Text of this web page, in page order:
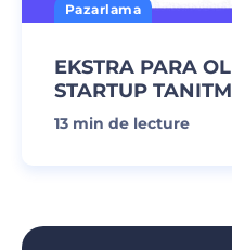
Pazarlama
EKSTRA PARA
STARTUP
13 min de lecture